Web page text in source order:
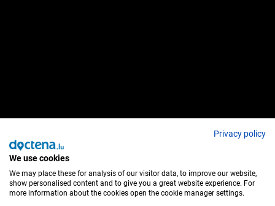
Privacy policy
We use cookies
We may place these for analysis of our visitor data, to improve our website,
show personalised content and to give you a great website experience. For
more information about the cookies open the cookie manager settings.